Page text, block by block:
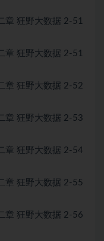
章 狂野大数据 2-51
章 狂野大数据 2-51
章 狂野大数据 2-52
章 狂野大数据 2-53
章 狂野大数据 2-54
章 狂野大数据 2-55
章 狂野大数据 2-56